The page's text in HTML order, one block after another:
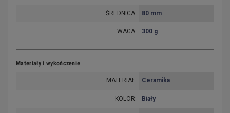
ŚREDNICA: 80 mm
WAGA: 300 g
Materiały i wykończenie
MATERIAŁ: Ceramika
KOLOR: Biały